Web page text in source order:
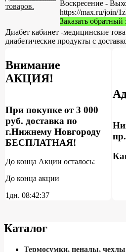
Воскресение -
https://max.ru/join/
Заказать обратный
Диабет кабинет -медицинские
диабетические продукты с
Внимание
АКЦИЯ!
При покупке от 3 000
руб. доставка по
г.Нижнему Новгороду
БЕСПЛАТНАЯ!
До конца Акции осталось:
До конца акции
1дн. 08:42:36
Каталог
Термосумки, пеналы,